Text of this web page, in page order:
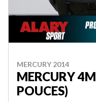
MERCURY 2014
MERCURY
POUCES)